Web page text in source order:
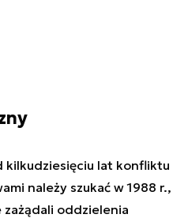
lat konfliktu
należy szukać w 1988 r.,
oddzielenia